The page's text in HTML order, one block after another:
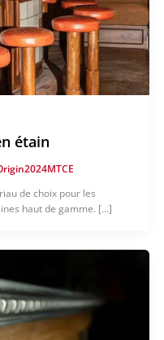
étain
de choix pour les
haut de gamme. […]